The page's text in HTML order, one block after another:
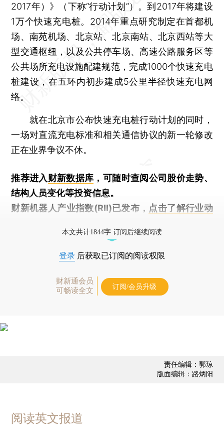
2017年）》（下称“行动计划”）。到2017年将建设
1万个快速充电桩。2014年重点研究制定在首都机
场、南苑机场、北京站、北京南站、北京西站等大
型交通枢纽，以及公共停车场、高速公路服务区等
公共场所充电设施配建规范，完成1000个快速充电
桩建设，在五环内初步建成5公里半径快速充电网
络。
就在北京市公布快速充电桩行动计划的同时，
一场对直流充电标准和相关通信协议的新一轮修改
正在业界争议不休。
推荐进入财新数据库 ，可随时查阅公司股价走势、
结构人员变化等投资信息。
财新机器人产业指数(RII)已发布， 点击了解行业动
本文共计1844字 订阅后继续阅读
登录 后获取已订阅的阅读权限
财新通会员
可畅读全文
订阅/会员升级
责任编辑：郭琼
版面编辑：路炳阳
阅读英文报道